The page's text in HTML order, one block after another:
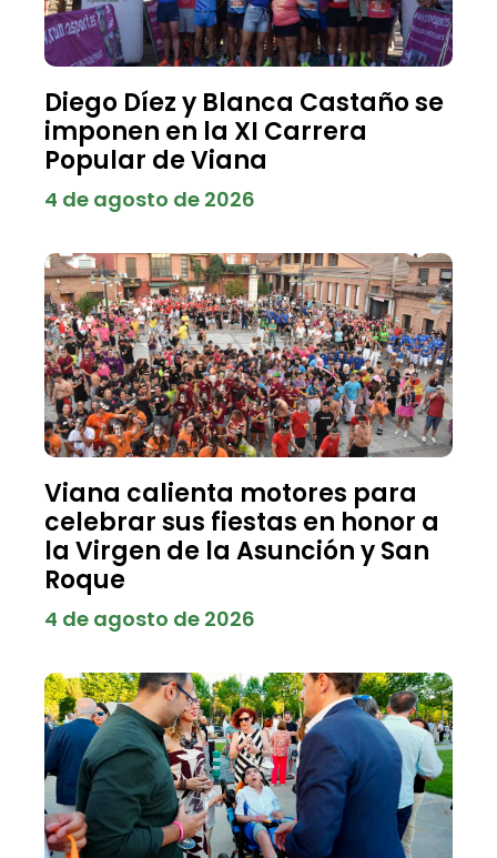
Diego Díez y Blanca Castaño se
imponen en la XI Carrera
Popular de Viana
4 de agosto de 2026
Viana calienta motores para
celebrar sus fiestas en honor a
la Virgen de la Asunción y San
Roque
4 de agosto de 2026